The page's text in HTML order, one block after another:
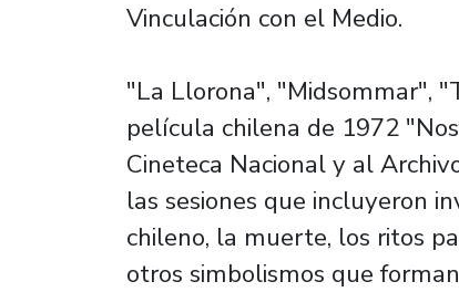
Vinculación con el Medio.
"La Llorona", "Midsommar",
película chilena de 1972
Cineteca Nacional y al
las sesiones que incluyeron
chileno, la muerte, los ritos
otros simbolismos que